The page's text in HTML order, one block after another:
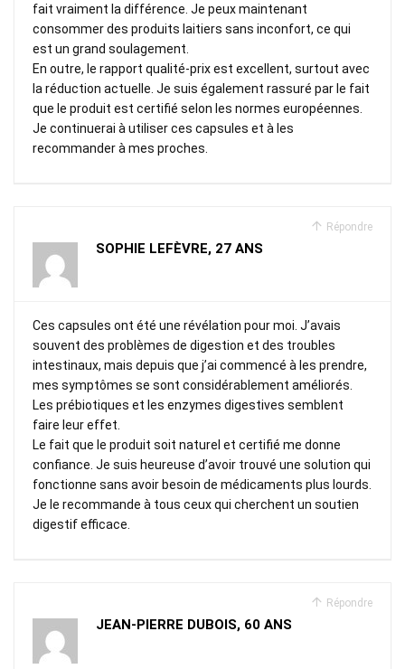
fait vraiment la différence. Je peux maintenant
consommer des produits laitiers sans inconfort, ce qui
est un grand soulagement.
En outre, le rapport qualité-prix est excellent, surtout avec
la réduction actuelle. Je suis également rassuré par le fait
que le produit est certifié selon les normes européennes.
Je continuerai à utiliser ces capsules et à les
recommander à mes proches.
Répondre
SOPHIE LEFÈVRE, 27 ANS
Ces capsules ont été une révélation pour moi. J’avais
souvent des problèmes de digestion et des troubles
intestinaux, mais depuis que j’ai commencé à les prendre,
mes symptômes se sont considérablement améliorés.
Les prébiotiques et les enzymes digestives semblent
faire leur effet.
Le fait que le produit soit naturel et certifié me donne
confiance. Je suis heureuse d’avoir trouvé une solution qui
fonctionne sans avoir besoin de médicaments plus lourds.
Je le recommande à tous ceux qui cherchent un soutien
digestif efficace.
Répondre
JEAN-PIERRE DUBOIS, 60 ANS